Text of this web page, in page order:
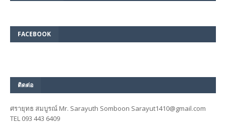
FACEBOOK
ติดต่อ
ศรายุทธ สมบูรณ์ Mr. Sarayuth Somboon Sarayut1410@gmail.com
TEL 093 443 6409